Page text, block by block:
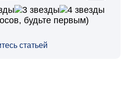
статьей
будьте первым)